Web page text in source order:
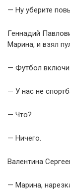
— Ну уберите
Геннадий
Марина, и взял
— Футбол
— У нас не
— Что?
— Ничего.
Валентина
— Марина,